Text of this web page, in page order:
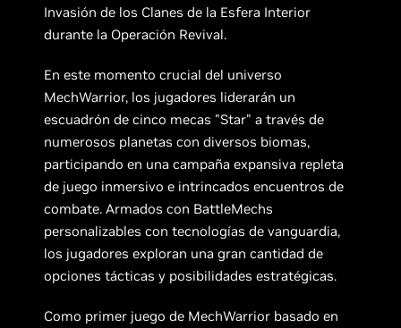
Invasión de los Clanes de la Esfera Interior
durante la Operación Revival.
En este momento crucial del universo
MechWarrior, los jugadores liderarán un
escuadrón de cinco mecas "Star" a través de
numerosos planetas con diversos biomas,
participando en una campaña expansiva repleta
de juego inmersivo e intrincados encuentros de
combate. Armados con BattleMechs
personalizables con tecnologías de vanguardia,
los jugadores exploran una gran cantidad de
opciones tácticas y posibilidades estratégicas.
Como primer juego de MechWarrior basado en